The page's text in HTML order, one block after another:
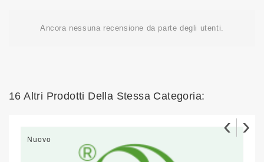
Ancora nessuna recensione da parte degli utenti.
16 Altri Prodotti Della Stessa Categoria:
Nuovo
‹ ›